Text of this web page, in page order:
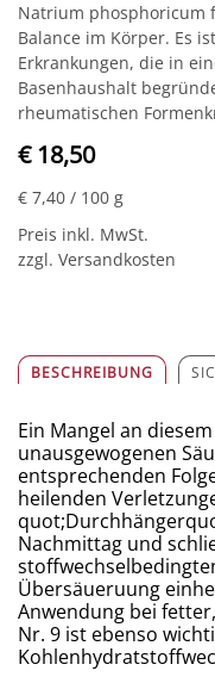
Natrium phosphoricum
Balance im Körper. Es
Erkrankungen, die in
Basenhaushalt
rheumatischen
€ 18,50
€ 7,40 / 100 g
Preis inkl. MwSt.
zzgl. Versandkosten
BESCHREIBUNG
Ein Mangel an
unausgewogenen
entsprechenden
heilenden
Nachmittag und
Übersäueruung
Anwendung bei
Nr. 9 ist ebenso